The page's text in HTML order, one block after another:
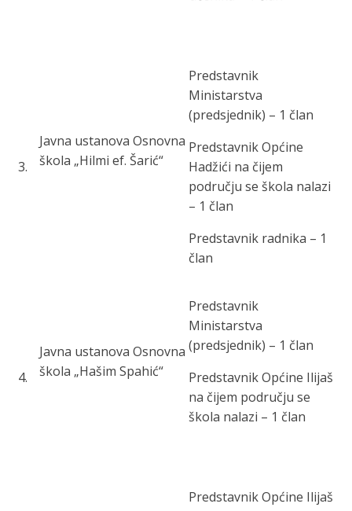
3.
Javna ustanova Osnovna
škola „Hilmi ef. Šarić“
Predstavnik
Ministarstva
(predsjednik) – 1 član
Predstavnik Općine
Hadžići na čijem
području se škola nalazi
– 1 član
Predstavnik radnika – 1
član
4.
Javna ustanova Osnovna
škola „Hašim Spahić“
Predstavnik
Ministarstva
(predsjednik) – 1 član
Predstavnik Općine Ilijaš
na čijem području se
škola nalazi – 1 član
Predstavnik Općine Ilijaš